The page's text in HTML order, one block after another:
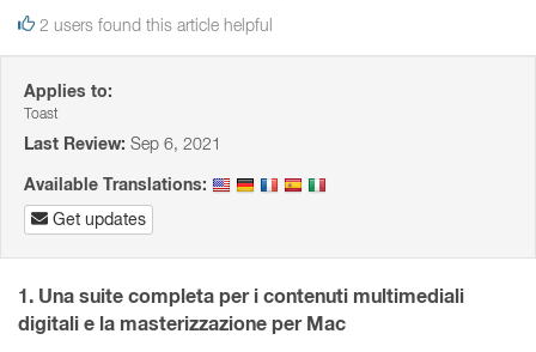
2 users found this article helpful
Applies to:
Toast
Last Review: Sep 6, 2021
Available Translations:
Get updates
1. Una suite completa per i contenuti multimediali
digitali e la masterizzazione per Mac